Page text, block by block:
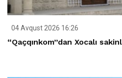
04 Avqust 2026 16:26
“Qaçqınkom”dan Xocalı